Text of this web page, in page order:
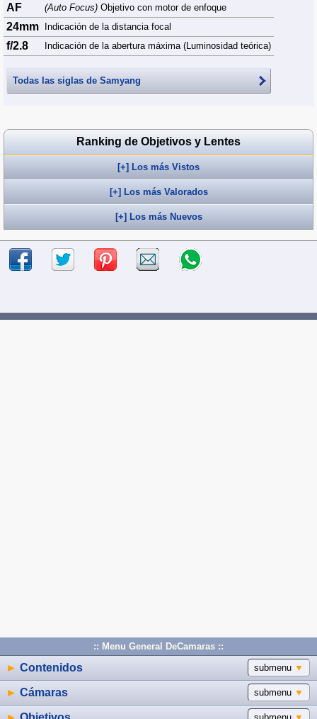
AF
(Auto Focus) Objetivo con motor de enfoque
24mm Indicación de la distancia focal
f/2.8 Indicación de la abertura máxima (Luminosidad teórica)
Todas las siglas de Samyang
Ranking de Objetivos y Lentes
[+] Los más Vistos
[+] Los más Valorados
[+] Los más Nuevos
:: Menu General DeCamaras ::
submenu ▼
► Contenidos
submenu ▼
► Cámaras